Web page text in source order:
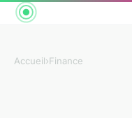
Accueil›Finance